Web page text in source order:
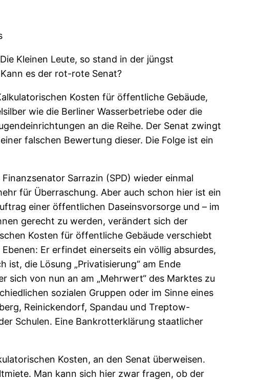
Kleinen Leute, so stand in der jüngst
es der rot-rote Senat?
Kosten für öffentliche Gebäude,
wie die Berliner Wasserbetriebe oder die
an die Reihe. Der Senat zwingt
falschen Bewertung dieser. Die Folge ist ein
Sarrazin (SPD) wieder einmal
für Überraschung. Aber auch schon hier ist ein
einer öffentlichen Daseinsvorsorge und – im
gerecht zu werden, verändert sich der
Kosten für öffentliche Gebäude verschiebt
Er erfindet einerseits ein völlig absurdes,
die Lösung „Privatisierung“ am Ende
sich von nun an am „Mehrwert“ des Marktes zu
sozialen Gruppen oder im Sinne eines
Reinickendorf, Spandau und Treptow-
Schulen. Eine Bankrotterklärung staatlicher
Kosten, an den Senat überweisen.
Man kann sich hier zwar fragen, ob der